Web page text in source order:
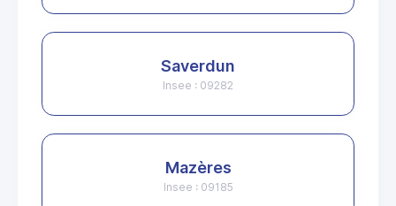
Saverdun
Insee : 09282
Mazères
Insee : 09185